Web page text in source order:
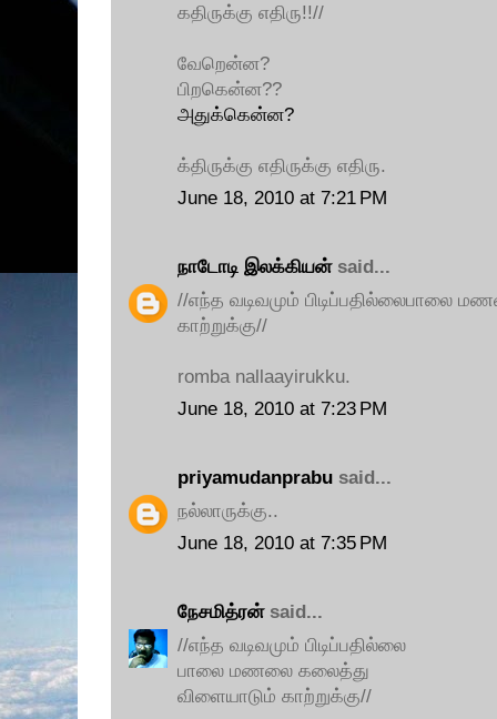
கதிருக்கு எதிரு!!//
வேறென்ன?
பிறகென்ன??
அதுக்கென்ன?
க்திருக்கு எதிருக்கு எதிரு.
June 18, 2010 at 7:21 PM
நாடோடி இலக்கியன்said...
//எந்த வடிவமும் பிடிப்பதில்லைபாலை
காற்றுக்கு//
romba nallaayirukku.
June 18, 2010 at 7:23 PM
priyamudanprabu said...
நல்லாருக்கு..
June 18, 2010 at 7:35 PM
நேசமித்ரன்said...
//எந்த வடிவமும் பிடிப்பதில்லை
பாலை மணலை கலைத்து
விளையாடும் காற்றுக்கு//